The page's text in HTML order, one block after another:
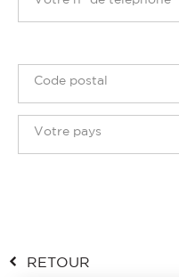
RETOUR